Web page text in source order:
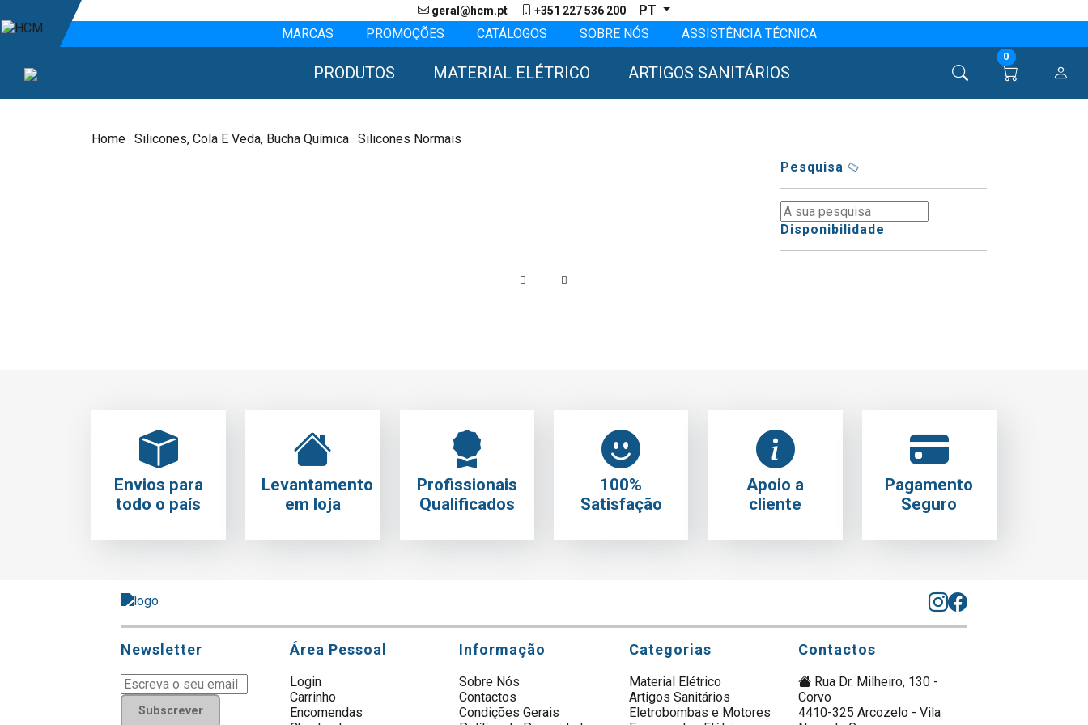
geral@hcm.pt +351 227 536 200
PT
MARCAS
PROMOÇÕES CATÁLOGOS SOBRE NÓS ASSISTÊNCIA TÉCNICA
PRODUTOS MATERIAL ELÉTRICO ARTIGOS SANITÁRIOS
0
Home· Silicones, Cola E Veda, Bucha Química· Silicones Normais
Pesquisa
Disponibilidade
Envios para
todo o país
Levantamento
em loja
Profissionais
Qualificados
100%
Satisfação
Apoio a
cliente
Pagamento
Seguro
Newsletter
Subscrever
Área Pessoal
Login
Carrinho
Encomendas
Informação
Sobre Nós
Contactos
Condições Gerais
Categorias
Material Elétrico
Artigos Sanitários
Eletrobombas e Motores
Contactos
Rua Dr. Milheiro, 130 -
Corvo
4410-325 Arcozelo - Vila